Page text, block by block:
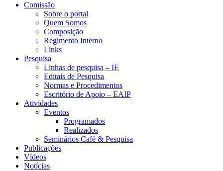
Comissão
Sobre o portal
Quem Somos
Composição
Regimento Interno
Links
Pesquisa
Linhas de pesquisa – IE
Editais de Pesquisa
Normas e Procedimentos
Escritório de Apoio – EAIP
Atividades
Eventos
Programados
Realizados
Seminários Café & Pesquisa
Publicações
Vídeos
Notícias